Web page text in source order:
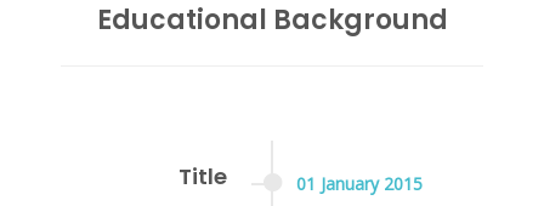
Educational Background
01 January 2015
Title